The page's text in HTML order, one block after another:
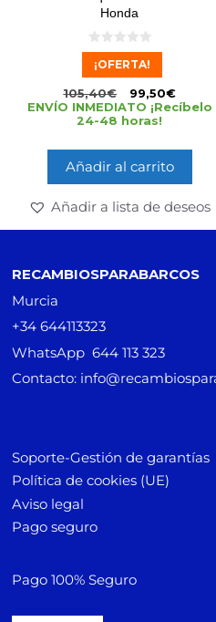
Honda
0
e
¡OFERTA!
105,40€ 99,50€
ENVÍO INMEDIATO ¡Recíbelo
24-48 horas!
Añadir al carrito
Añadir a lista de deseos
RECAMBIOSPARABARCOS
Murcia
+34 644113323
WhatsApp 644 113 323
Contacto:
Soporte-Gestión de garantías
Política de cookies (UE)
Aviso legal
Pago seguro
Pago 100% Seguro